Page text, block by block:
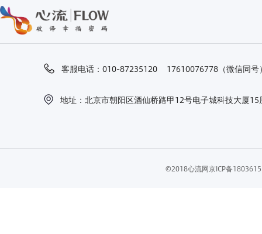
客服电话：010-87235120 17610076778（微信同号
地址：北京市朝阳区酒仙桥路甲12号电子城科技大厦
©2018心流网京ICP备